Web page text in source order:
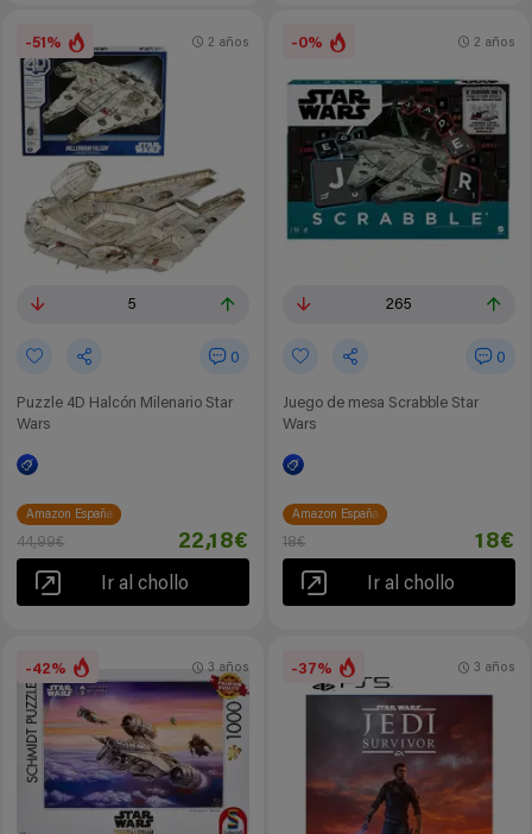
-51%
5
0
Puzzle 4D Halcón Milenario Star
Wars
2 años
Amazon España
44,99€ 22,18€
Ir al chollo
-0%
265
0
Juego de mesa Scrabble Star
Wars
2 años
Amazon España
18€ 18€
Ir al chollo
-42% 3 años -37% 3 años